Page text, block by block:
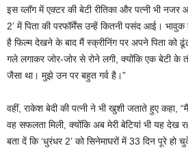
इस व्लॉग में एक्टर की बेटी रीतिका और पत्नी भी नजर
2’ में पिता की परफॉर्मेंस उन्हें कितनी पसंद आई। भावुक
है फिल्म देखने के बाद मैं स्क्रीनिंग पर अपने पिता को
गले लगाकर जोर-जोर से रोने लगी, क्योंकि एक बेटी के
जैसा था। मुझे उन पर बहुत गर्व है।”
वहीं, राकेश बेदी की पत्नी ने भी खुशी जताते हुए कहा,
वह सफलता मिली, क्योंकि अब मेरी बेटियां भी यह देख
बता दें कि ‘धुरंधर 2’ को सिनेमाघरों में 33 दिन पूरे